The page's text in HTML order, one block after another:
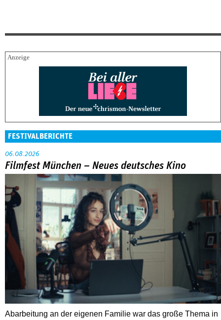
FESTIVALBERICHTE
06.08.2026
Filmfest München – Neues deutsches Kino
Abarbeitung an der eigenen Familie war das große Thema in